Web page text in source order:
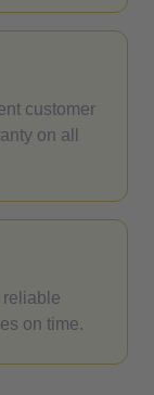
customer
on all
reliable
on time.